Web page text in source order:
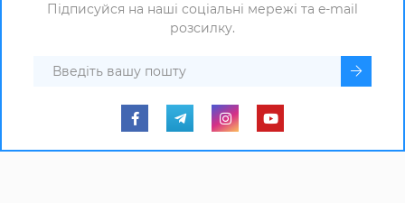
Підписуйся на наші соціальні мережі та e-mail
розсилку.